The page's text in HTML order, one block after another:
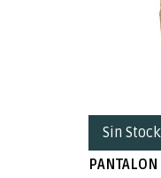
Sin Stock